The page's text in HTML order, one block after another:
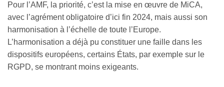
Pour l’AMF, la priorité, c’est la mise en œuvre de MiCA,
avec l’agrément obligatoire d’ici fin 2024, mais aussi son
harmonisation à l’échelle de toute l’Europe.
L’harmonisation a déjà pu constituer une faille dans les
dispositifs européens, certains États, par exemple sur le
RGPD, se montrant moins exigeants.